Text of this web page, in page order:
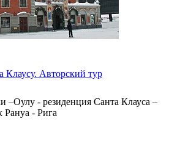
Авторский тур
–Оулу - резиденция Санта Клауса –
Рануа - Рига